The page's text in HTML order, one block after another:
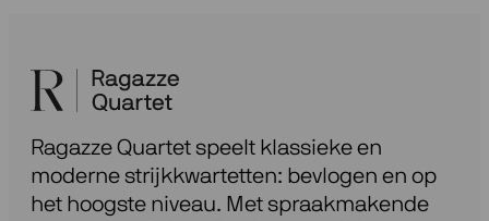
Ragazze Quartet speelt klassieke en
moderne strijkkwartetten: bevlogen en op
het hoogste niveau. Met spraakmakende